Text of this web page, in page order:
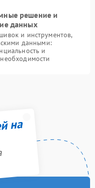
решение и
данных
и инструментов,
данными:
и
на